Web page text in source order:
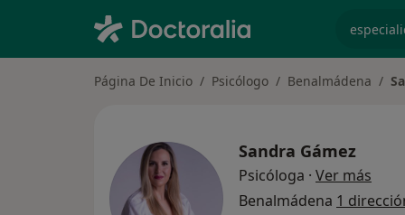
Página De Inicio Psicólogo Benalmádena
Sandra Gámez
Psicóloga · Ver más
Benalmádena 1